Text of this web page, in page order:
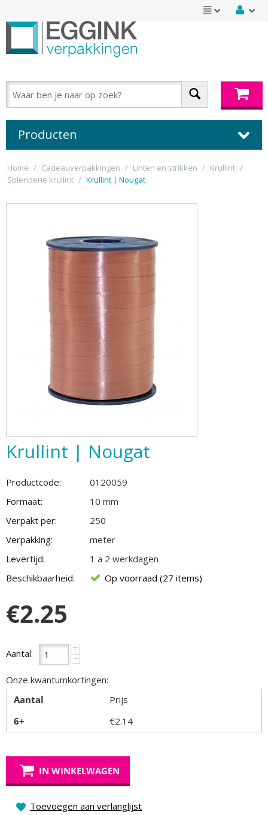
Producten
Home / Cadeauverpakkingen / Linten en strikken / Krullint /
Splendene krullint / Krullint | Nougat
Krullint | Nougat
Productcode:
0120059
Formaat:
10 mm
Verpakt per:
250
Verpakking:
meter
Levertijd:
1 a 2 werkdagen
Beschikbaarheid:
Op voorraad (27 items)
€2.25
Aantal: +
−
Onze kwantumkortingen:
Aantal
Prijs
6+
€2.14
IN WINKELWAGEN
Toevoegen aan verlanglijst